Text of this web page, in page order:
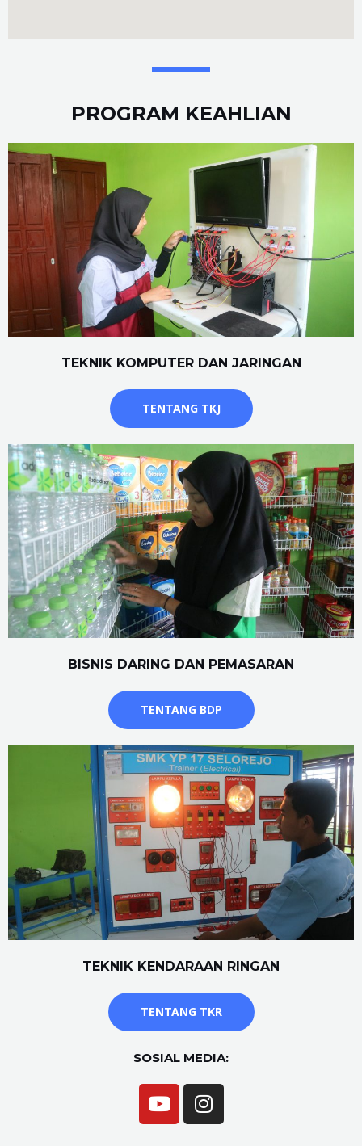
PROGRAM KEAHLIAN
TEKNIK KOMPUTER DAN JARINGAN
TENTANG TKJ
BISNIS DARING DAN PEMASARAN
TENTANG BDP
TEKNIK KENDARAAN RINGAN
TENTANG TKR
SOSIAL MEDIA: